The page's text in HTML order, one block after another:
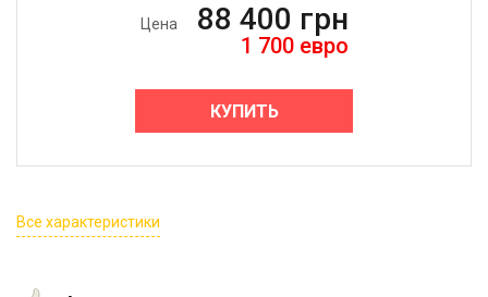
Цена 88 400 грн
1 700 евро
КУПИТЬ
Все характеристики